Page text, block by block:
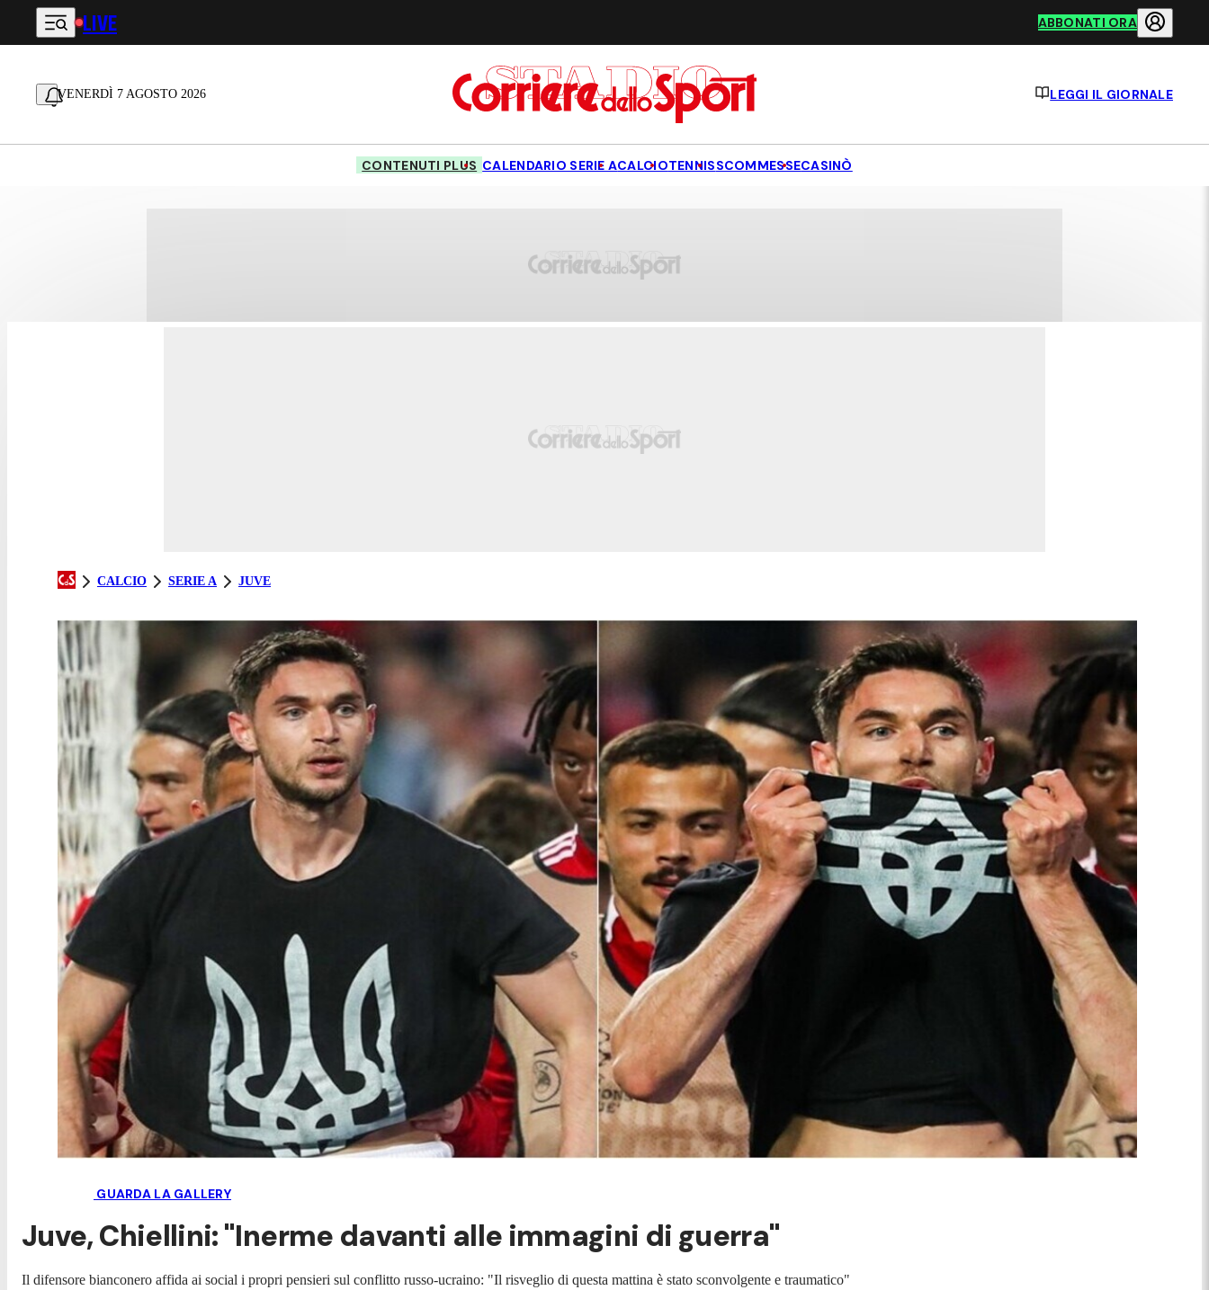
Vai al contenuto principale
LIVE ABBONATI ORA
VENERDÌ 7 AGOSTO 2026 LEGGI IL GIORNALE
CONTENUTI PLUS CALENDARIO SERIE ACALCIOTENNISSCOMMESSECASINÒ
CALCIO SERIE A JUVE
GUARDA LA GALLERY
Juve, Chiellini: "Inerme davanti alle immagini di guerra"
Il difensore bianconero affida ai social i propri pensieri sul conflitto russo-ucraino: "Il risveglio di questa mattina è stato sconvolgente e traumatico"